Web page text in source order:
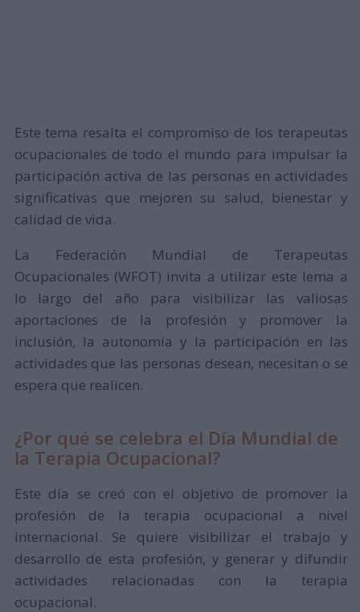
Este tema resalta el compromiso de los terapeutas
ocupacionales de todo el mundo para impulsar la
participación activa de las personas en actividades
significativas que mejoren su salud, bienestar y
calidad de vida.
La Federación Mundial de Terapeutas
Ocupacionales (WFOT) invita a utilizar este lema a
lo largo del año para visibilizar las valiosas
aportaciones de la profesión y promover la
inclusión, la autonomía y la participación en las
actividades que las personas desean, necesitan o se
espera que realicen.
¿Por qué se celebra el Día Mundial de
la Terapia Ocupacional?
Este día se creó con el objetivo de promover la
profesión de la terapia ocupacional a nivel
internacional. Se quiere visibilizar el trabajo y
desarrollo de esta profesión, y generar y difundir
actividades relacionadas con la terapia
ocupacional.